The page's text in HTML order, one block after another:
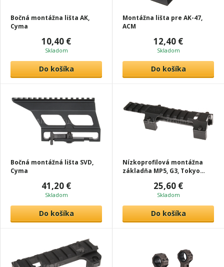
Bočná montážna lišta AK,
Cyma
10,40 €
Skladom
Do košíka
Montážna lišta pre AK-47,
ACM
12,40 €
Skladom
Do košíka
Bočná montážná lišta SVD,
Cyma
41,20 €
Skladom
Do košíka
Nízkoprofilová montážna
základňa MP5, G3, Tokyo
25,60 €
Skladom
Do košíka